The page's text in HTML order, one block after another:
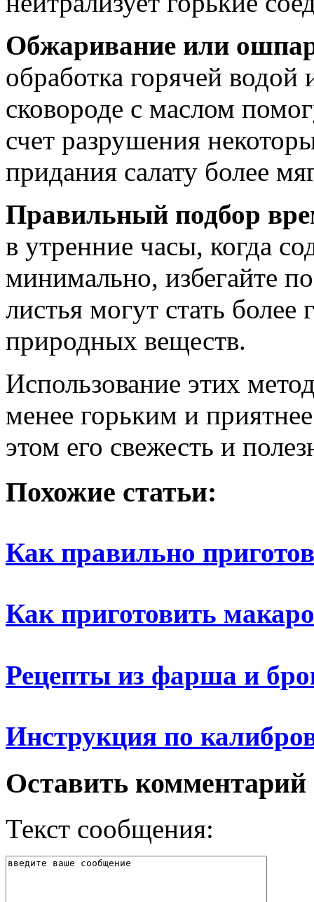
Обжаривание или
обработка горячей водой
сковороде с маслом
счет разрушения
придания салату более
Правильный подбор
в утренние часы, когда
минимально, избегайте
листья могут стать
природных веществ.
Использование этих
менее горьким и
этом его свежесть и
Похожие статьи:
Как правильно
Как приготовить
Рецепты из фарша и
Инструкция по
Оставить комментарий
Текст сообщения: